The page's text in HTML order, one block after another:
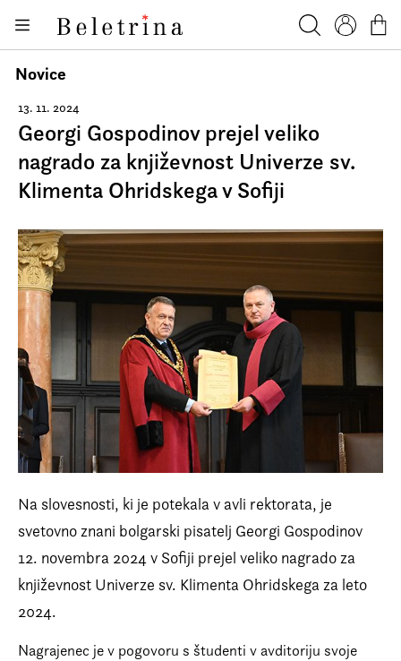
Beletrina
Knjige
Avtorji
Novice
Dogodki
Podkasti
Akcije
Beletrinini projekti
Kontakt
Prijava na e-novice
Novice
13. 11. 2024
Georgi Gospodinov prejel veliko
nagrado za književnost Univerze sv.
Klimenta Ohridskega v Sofiji
Na slovesnosti, ki je potekala v avli rektorata, je
svetovno znani bolgarski pisatelj Georgi Gospodinov
12. novembra 2024 v Sofiji prejel veliko nagrado za
književnost Univerze sv. Klimenta Ohridskega za leto
2024.
Nagrajenec je v pogovoru s študenti v avditoriju svoje